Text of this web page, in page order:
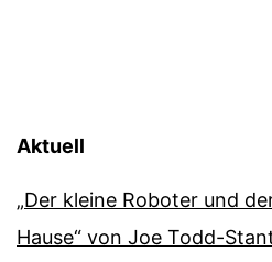
Aktuell
„Der kleine Roboter und
Hause“ von Joe Todd-